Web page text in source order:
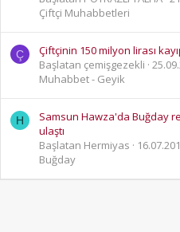
Çiftçi Muhabbetleri
Ç
Çiftçinin 150 milyon lirası
Başlatan çemişgezekli
Muhabbet - Geyik
H
Samsun Hawza'da Buğday
ulaştı
Başlatan Hermiyas
Buğday